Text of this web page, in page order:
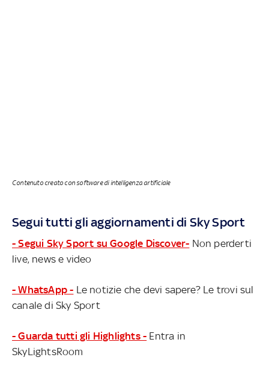
Contenuto creato con software di intelligenza artificiale
Segui tutti gli aggiornamenti di Sky Sport
- Segui Sky Sport su Google Discover- Non perderti
live, news e video
- WhatsApp - Le notizie che devi sapere? Le trovi sul
canale di Sky Sport
- Guarda tutti gli Highlights - Entra in
SkyLightsRoom